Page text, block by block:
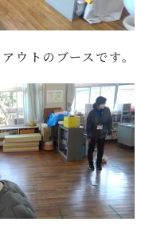
ウトのブースです。